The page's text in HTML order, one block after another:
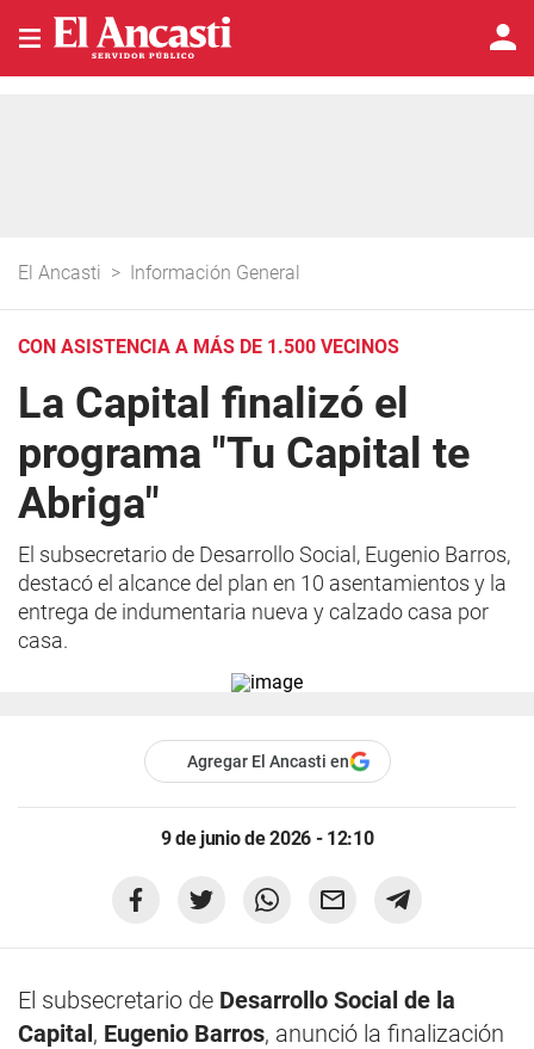
El Ancasti > Información General
CON ASISTENCIA A MÁS DE 1.500 VECINOS
La Capital finalizó el
programa "Tu Capital te
Abriga"
El subsecretario de Desarrollo Social, Eugenio Barros,
destacó el alcance del plan en 10 asentamientos y la
entrega de indumentaria nueva y calzado casa por
casa.
Agregar El Ancasti en
9 de junio de 2026 - 12:10
El subsecretario de Desarrollo Social de la
Capital , Eugenio Barros, anunció la finalización